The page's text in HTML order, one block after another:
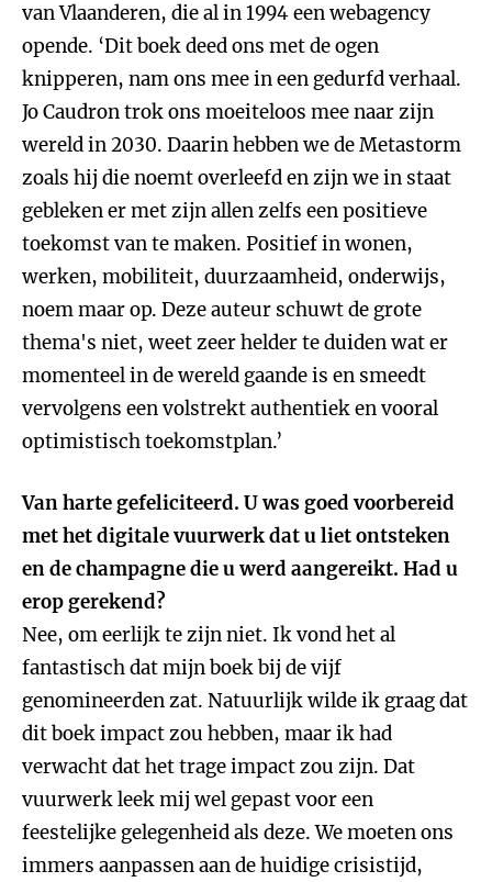
van Vlaanderen, die al in 1994 een webagency
opende. ‘Dit boek deed ons met de ogen
knipperen, nam ons mee in een gedurfd verhaal.
Jo Caudron trok ons moeiteloos mee naar zijn
wereld in 2030. Daarin hebben we de Metastorm
zoals hij die noemt overleefd en zijn we in staat
gebleken er met zijn allen zelfs een positieve
toekomst van te maken. Positief in wonen,
werken, mobiliteit, duurzaamheid, onderwijs,
noem maar op. Deze auteur schuwt de grote
thema's niet, weet zeer helder te duiden wat er
momenteel in de wereld gaande is en smeedt
vervolgens een volstrekt authentiek en vooral
optimistisch toekomstplan.’
Van harte gefeliciteerd. U was goed voorbereid
met het digitale vuurwerk dat u liet ontsteken
en de champagne die u werd aangereikt. Had u
erop gerekend?
Nee, om eerlijk te zijn niet. Ik vond het al
fantastisch dat mijn boek bij de vijf
genomineerden zat. Natuurlijk wilde ik graag dat
dit boek impact zou hebben, maar ik had
verwacht dat het trage impact zou zijn. Dat
vuurwerk leek mij wel gepast voor een
feestelijke gelegenheid als deze. We moeten ons
immers aanpassen aan de huidige crisistijd,